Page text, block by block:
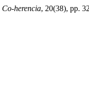
Co-herencia, 20(38), pp.